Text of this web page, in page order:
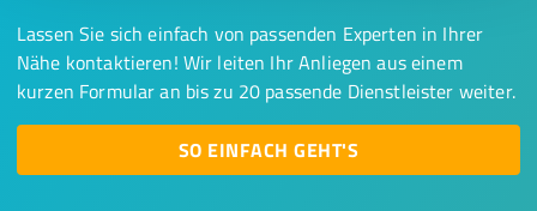
Lassen Sie sich einfach von passenden Experten in Ihrer
Nähe kontaktieren! Wir leiten Ihr Anliegen aus einem
kurzen Formular an bis zu 20 passende Dienstleister weiter.
SO EINFACH GEHT'S